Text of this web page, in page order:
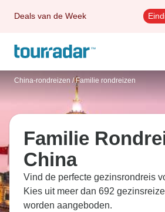
Deals van de Week
China-rondreizen / Familie rondreizen
Familie
China
Vind de perfecte gezinsrondreis
Kies uit meer dan 692
worden aangeboden.